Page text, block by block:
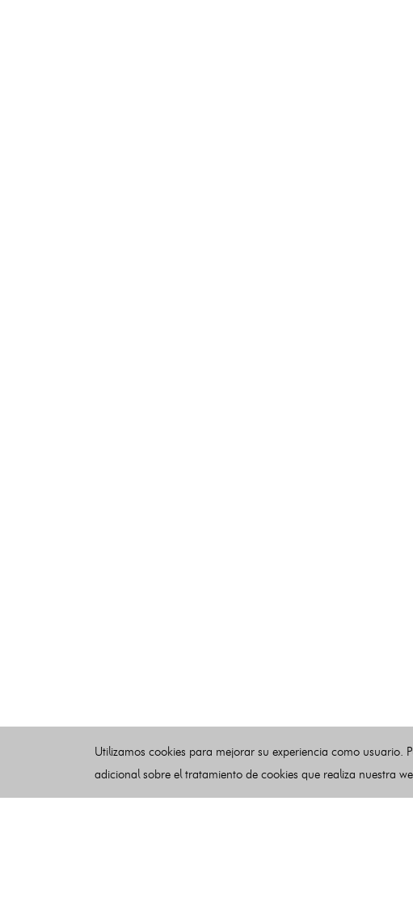
Utilizamos cookies para mejorar su experiencia como
adicional sobre el tratamiento de cookies que realiza nuestra